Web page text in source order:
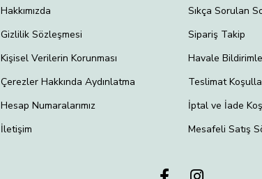
Hakkımızda
Gizlilik Sözleşmesi
Kişisel Verilerin Korunması
Çerezler Hakkında Aydınlatma
Hesap Numaralarımız
İletişim
Sıkça Sorulan
Sipariş Takip
Havale
Teslimat
İptal ve İade
Mesafeli Satış